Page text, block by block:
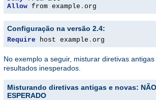
Allow from example . org
Configuração na versão 2.4:
Require host example . org
No exemplo a seguir, misturar diretivas
resultados inesperados.
Misturando diretivas antigas e novas: NÃO
ESPERADO